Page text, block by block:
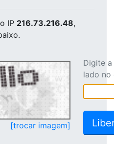
IP 216.73.216.48,
[trocar imagem]
Digite
lado no